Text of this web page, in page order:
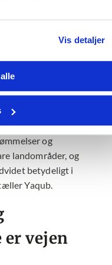
Vis detaljer
dyr fra området,
og
år og ødelagde
og
landområder, og
betydeligt i
Yaqub.
vejen